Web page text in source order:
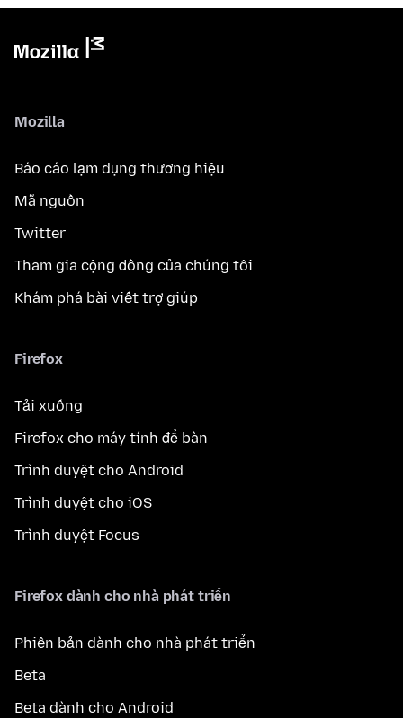
Mozilla
Báo cáo lạm dụng thương hiệu
Mã nguồn
Twitter
Tham gia cộng đồng của chúng tôi
Khám phá bài viết trợ giúp
Firefox
Tải xuống
Firefox cho máy tính để bàn
Trình duyệt cho Android
Trình duyệt cho iOS
Trình duyệt Focus
Firefox dành cho nhà phát triển
Phiên bản dành cho nhà phát triển
Beta
Beta dành cho Android